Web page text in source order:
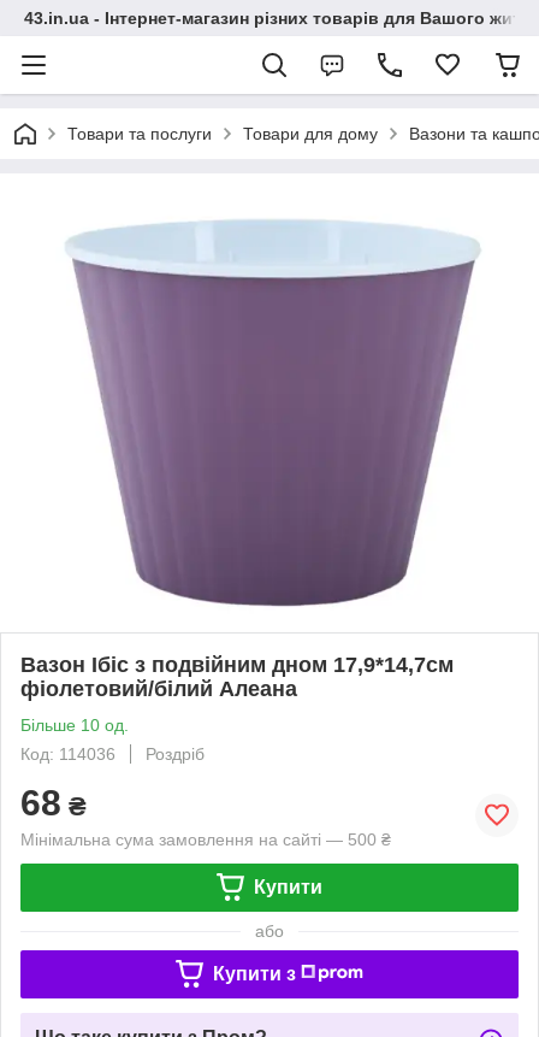
43.in.ua - Інтернет-магазин різних товарів для Вашого
Товари та послуги Товари для дому Вазони та
Вазон Ібіс з подвійним дном 17,9*14,7см
фіолетовий/білий Алеана
Більше 10 од.
Код: 114036
Роздріб
68 ₴
Мінімальна сума замовлення на сайті — 500 ₴
Купити
або
Купити з